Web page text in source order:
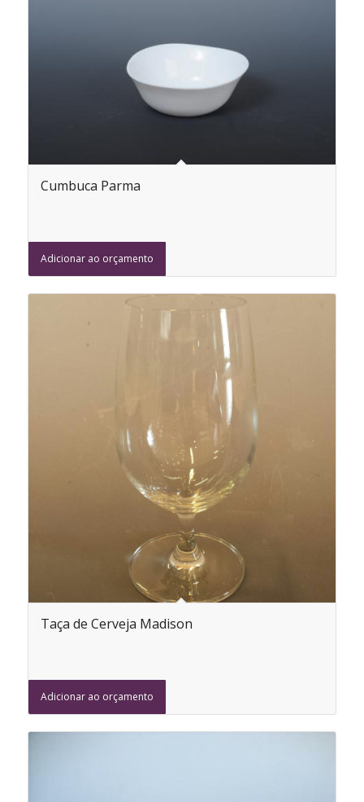
Cumbuca Parma
Adicionar ao orçamento
Taça de Cerveja Madison
Adicionar ao orçamento